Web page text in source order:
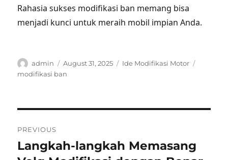
Rahasia sukses modifikasi ban memang bisa
menjadi kunci untuk meraih mobil impian Anda.
Author
admin
Posted
on
August 31, 2025 Categories
Ide Modifikasi Motor
modifikasi ban
navigation
PREVIOUS
Previous
Langkah-langkah Memasang